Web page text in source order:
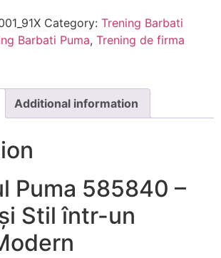
Category: Trening Barbati
Barbati Puma, Trening de firma
Additional information
Puma 585840 –
Stil într-un